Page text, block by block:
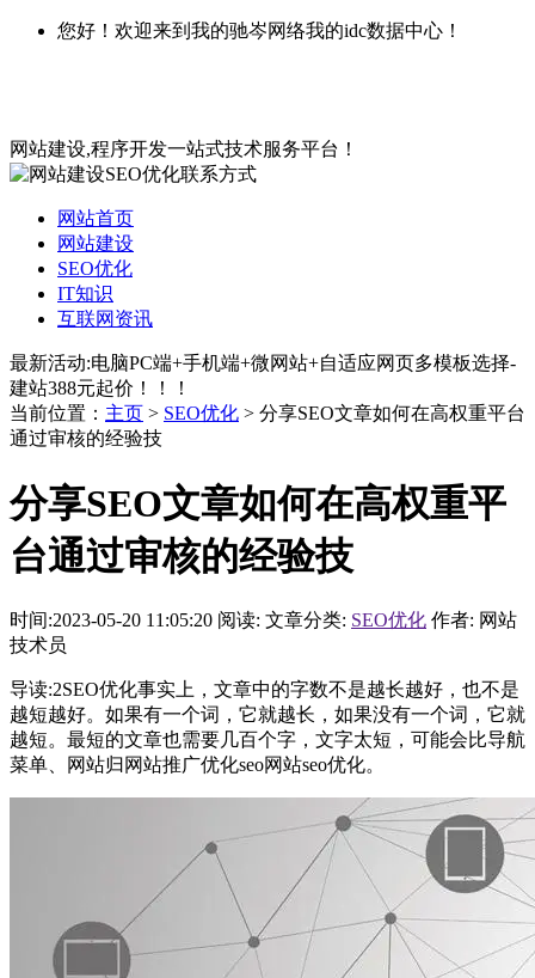
您好！欢迎来到我的驰岑网络我的idc数据中心！
网站建设,程序开发一站式技术服务平台！
网站首页
网站建设
SEO优化
IT知识
互联网资讯
最新活动:电脑PC端+手机端+微网站+自适应网页多模板选择-
建站388元起价！！！
当前位置： 主页 > SEO优化 > 分享SEO文章如何在高权重平台
通过审核的经验技
分享SEO文章如何在高权重平
台通过审核的经验技
时间:2023-05-20 11:05:20 阅读: 文章分类: SEO优化 作者: 网站
技术员
导读:2SEO优化事实上，文章中的字数不是越长越好，也不是
越短越好。如果有一个词，它就越长，如果没有一个词，它就
越短。最短的文章也需要几百个字，文字太短，可能会比导航
菜单、网站归网站推广优化seo网站seo优化。